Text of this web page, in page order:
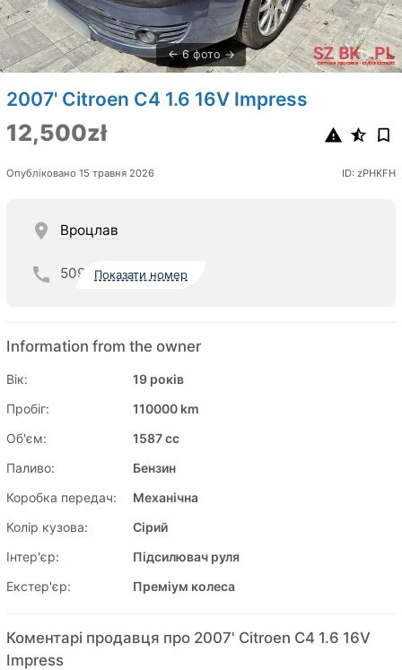
6 фото
2007' Citroen C4 1.6 16V Impress
12,500zł
Опубліковано 15 травня 2026 ID: zPHKFH
Вроцлав
509 Показати номер
Information from the owner
Вік:
19 років
Пробіг:
110000 km
Об'єм:
1587 cc
Паливо:
Бензин
Коробка передач:
Механічна
Колір кузова:
Сірий
Інтер'єр:
Підсилювач руля
Екстер'єр:
Преміум колеса
Коментарі продавця про 2007' Citroen C4 1.6 16V
Impress